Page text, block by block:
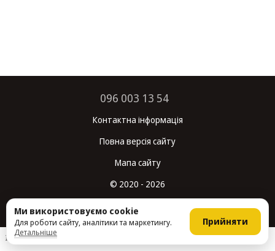
096 003 13 54
Контактна інформація
Повна версія сайту
Мапа сайту
© 2020 - 2026
Інтернет-магазин створений з Хорошоп
Ми використовуємо cookie
Для роботи сайту, аналітики та маркетингу.
Детальніше
Прийняти